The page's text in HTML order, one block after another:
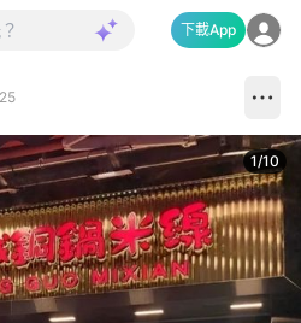
下載App
1/10